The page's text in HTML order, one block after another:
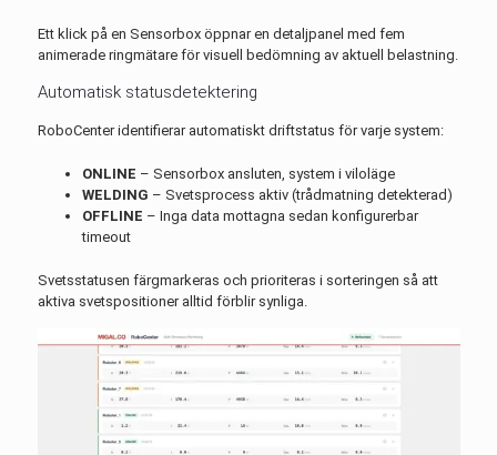
Ett klick på en Sensorbox öppnar en detaljpanel med fem
animerade ringmätare för visuell bedömning av aktuell belastning.
Automatisk statusdetektering
RoboCenter identifierar automatiskt driftstatus för varje system:
ONLINE – Sensorbox ansluten, system i viloläge
WELDING – Svetsprocess aktiv (trådmatning detekterad)
OFFLINE – Inga data mottagna sedan konfigurerbar
timeout
Svetsstatusen färgmarkeras och prioriteras i sorteringen så att
aktiva svetspositioner alltid förblir synliga.